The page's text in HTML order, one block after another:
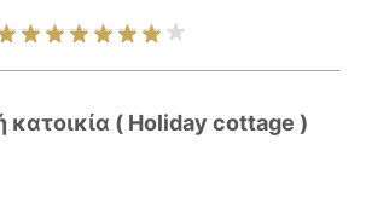
κατοικία ( Holiday cottage )